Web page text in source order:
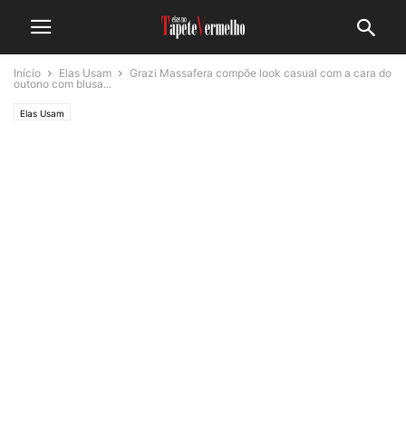
Início Elas Usam
Grazi Massafera compõe look casual com a cara do
outono com blusa...
Elas Usam